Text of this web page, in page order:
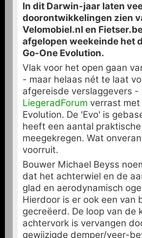
In dit Darwin-jaar laten
doorontwikkelingen zien
Velomobiel.nl en
afgelopen weekeinde het
Go-One Evolution.
Vlak voor het open gaan
- maar helaas nét te laat
afgereisde verslaggevers
LiegeradForum verrast
Evolution. De 'Evo' is
heeft een aantal
meegekregen. Wat
voorruit.
Bouwer Michael Beyss
dat het achterwiel en de
glad en aerodynamisch
Hierdoor is er ook een van
gecreëerd. De loop van de
achtervork is vervangen
gewijzigde demper/veer-